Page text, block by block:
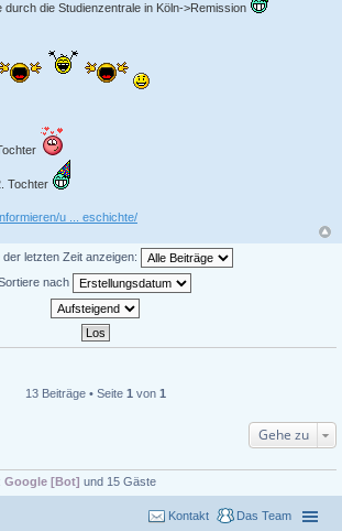
durch die Studienzentrale in Köln->Remission
Tochter
u ... eschichte/
der letzten Zeit anzeigen:
nach
13 Beiträge • Seite 1 von 1
Gehe zu
Google [Bot] und 15 Gäste
Das Team
Kontakt